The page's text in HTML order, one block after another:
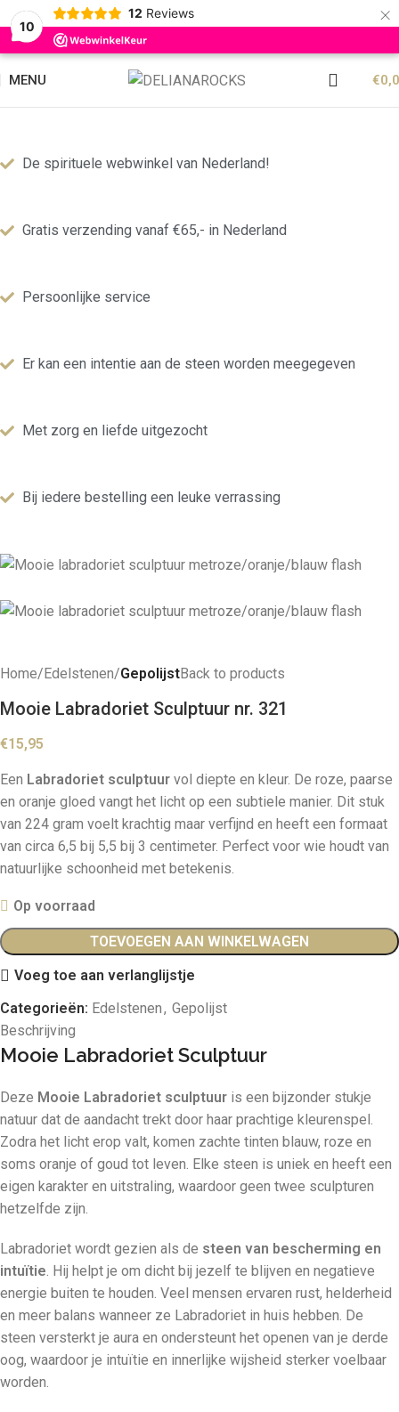
10
12 Reviews ×
MENU €
De spirituele webwinkel van Nederland!
Gratis verzending vanaf €65,- in Nederland
Persoonlijke service
Er kan een intentie aan de steen worden meegegeven
Met zorg en liefde uitgezocht
Bij iedere bestelling een leuke verrassing
Home Edelstenen GepolijstBack to products
Mooie Labradoriet Sculptuur nr. 321
€15,95
Een Labradoriet sculptuur vol diepte en kleur. De roze, paarse
en oranje gloed vangt het licht op een subtiele manier. Dit stuk
van 224 gram voelt krachtig maar verfijnd en heeft een formaat
van circa 6,5 bij 5,5 bij 3 centimeter. Perfect voor wie houdt van
natuurlijke schoonheid met betekenis.
Op voorraad
TOEVOEGEN AAN WINKELWAGEN
Voeg toe aan verlanglijstje
Categorieën: Edelstenen, Gepolijst
Beschrijving
Mooie Labradoriet Sculptuur
Deze Mooie Labradoriet sculptuur is een bijzonder stukje
natuur dat de aandacht trekt door haar prachtige kleurenspel.
Zodra het licht erop valt, komen zachte tinten blauw, roze en
soms oranje of goud tot leven. Elke steen is uniek en heeft een
eigen karakter en uitstraling, waardoor geen twee sculpturen
hetzelfde zijn.
Labradoriet wordt gezien als de steen van bescherming en
intuïtie . Hij helpt je om dicht bij jezelf te blijven en negatieve
energie buiten te houden. Veel mensen ervaren rust, helderheid
en meer balans wanneer ze Labradoriet in huis hebben. De
steen versterkt je aura en ondersteunt het openen van je derde
oog, waardoor je intuïtie en innerlijke wijsheid sterker voelbaar
worden.